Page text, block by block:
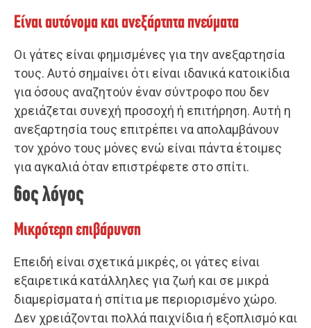
Είναι αυτόνομα και ανεξάρτητα πνεύματα
Οι γάτες είναι φημισμένες για την ανεξαρτησία
τους. Αυτό σημαίνει ότι είναι ιδανικά κατοικίδια
για όσους αναζητούν έναν σύντροφο που δεν
χρειάζεται συνεχή προσοχή ή επιτήρηση. Αυτή η
ανεξαρτησία τους επιτρέπει να απολαμβάνουν
τον χρόνο τους μόνες ενώ είναι πάντα έτοιμες
για αγκαλιά όταν επιστρέφετε στο σπίτι.
6ος λόγος
Μικρότερη επιβάρυνση
Επειδή είναι σχετικά μικρές, οι γάτες είναι
εξαιρετικά κατάλληλες για ζωή και σε μικρά
διαμερίσματα ή σπίτια με περιορισμένο χώρο.
Δεν χρειάζονται πολλά παιχνίδια ή εξοπλισμό και